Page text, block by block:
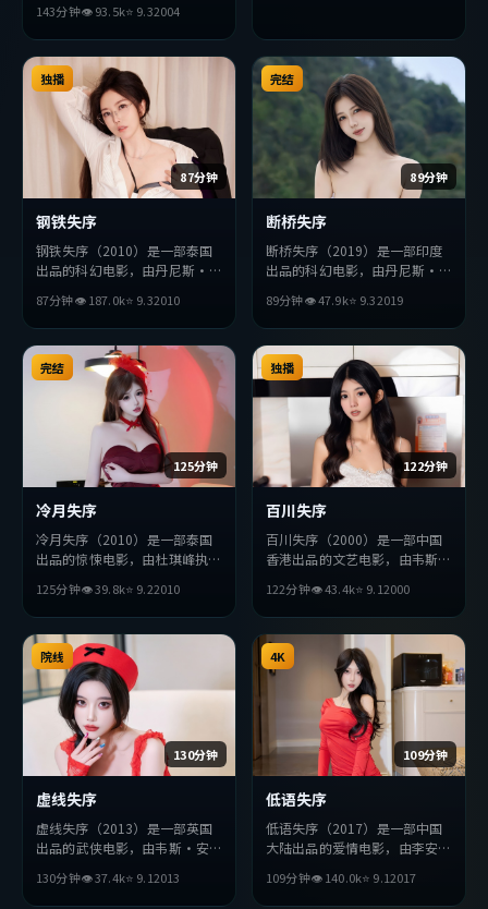
·查拉梅等主演。影片在叙事
与视听上力求突破，探讨人性与
抉择，节奏张弛有度，适合喜欢
该类型的观众完整观看。
143分钟👁93.5k⭐ 9.32004
87分钟
独播
钢铁失序
钢铁失序（2010）是一部泰国
出品的科幻电影，由丹尼斯·
一龙等主演。影片在叙事与视听
上力求突破，探讨人性与抉择，
节奏张弛有度，适合喜欢该类型
的观众完整观看。
87分钟👁187.0k⭐ 9.32010
89分钟
完结
断桥失序
断桥失序（2019）是一部印度
出品的科幻电影，由丹尼斯·
珀、苍井优、黄渤等主演。影片
在叙事与视听上力求突破，探讨
人性与抉择，节奏张弛有度，适
合喜欢该类型的观众完整观看。
89分钟👁47.9k⭐ 9.32019
125分钟
完结
冷月失序
冷月失序（2010）是一部泰国
出品的惊悚电影，由杜琪峰执
演。影片在叙事与视听上力求突
破，探讨人性与抉择，节奏张弛
有度，适合喜欢该类型的观众完
整观看。
125分钟👁39.8k⭐ 9.22010
122分钟
独播
百川失序
百川失序（2000）是一部中国
香港出品的文艺电影，由韦斯
京、王凯等主演。影片在叙事与
视听上力求突破，探讨人性与抉
择，节奏张弛有度，适合喜欢该
类型的观众完整观看。
122分钟👁43.4k⭐ 9.12000
130分钟
院线
虚线失序
虚线失序（2013）是一部英国
出品的武侠电影，由韦斯·安
迪、妻夫木聪等主演。影片在叙
130分钟👁37.4k⭐ 9.12013
109分钟
4K
低语失序
低语失序（2017）是一部中国
大陆出品的爱情电影，由李安执
主演。影片在叙事与视听上力求
109分钟👁140.0k⭐ 9.12017